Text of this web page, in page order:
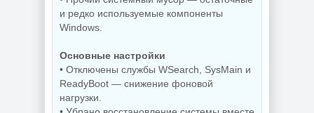
Редактор
изображений
FastStone Capture
Деинсталлятор
и редко используемые компоненты
Windows.
Основные настройки
• Отключены службы WSearch, SysMain и
ReadyBoot — снижение фоновой
нагрузки.